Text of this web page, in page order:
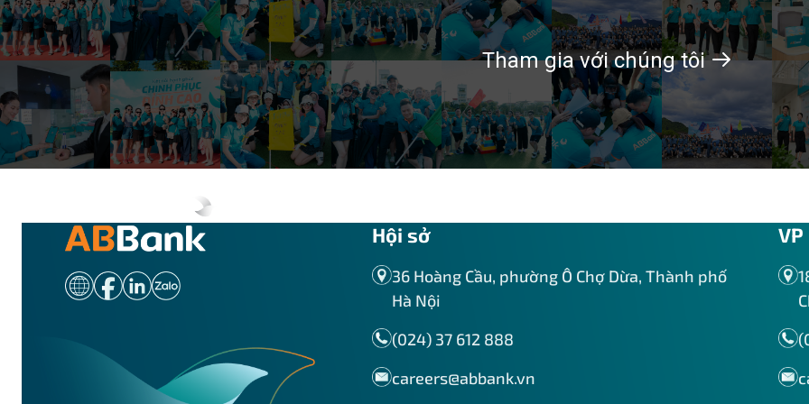
Khối Quản trị rủi ro_Phòng Quản trị rủi ro tín dụng
Khối Quản trị rủi ro_Phòng Quản trị rủi ro tích hợp
Khối Kế toán_Ban Giám đốc
Khối Kế toán_Phòng Kế toán tổng hợp
Khối Kế toán_Phòng kế toán nguồn vốn
Khối Thẩm định và Phê duyệt tín dụng_Ban Giám
ABBANK Bắc Sài Gòn
ABBANK Bắc Thăng Long
ABBANK Bến Cát
ABBANK Bến Lức
ABBANK Bến Nghé
ABBANK Bình Dương
Tham gia với chúng tôi
Hội sở
36 Hoàng Cầu, phường Ô Chợ Dừa, Thành phố
Hà Nội
(024) 37 612 888
careers@abbank.vn
VP